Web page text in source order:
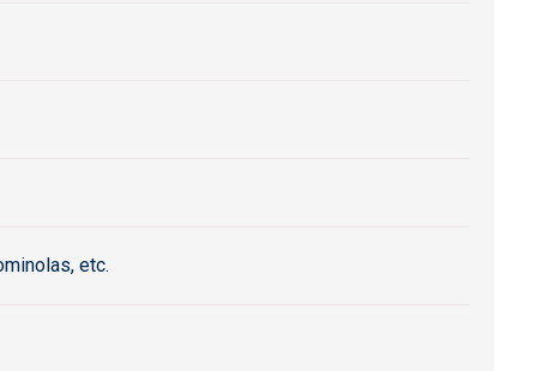
etc.